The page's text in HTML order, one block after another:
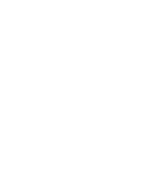
がないことも